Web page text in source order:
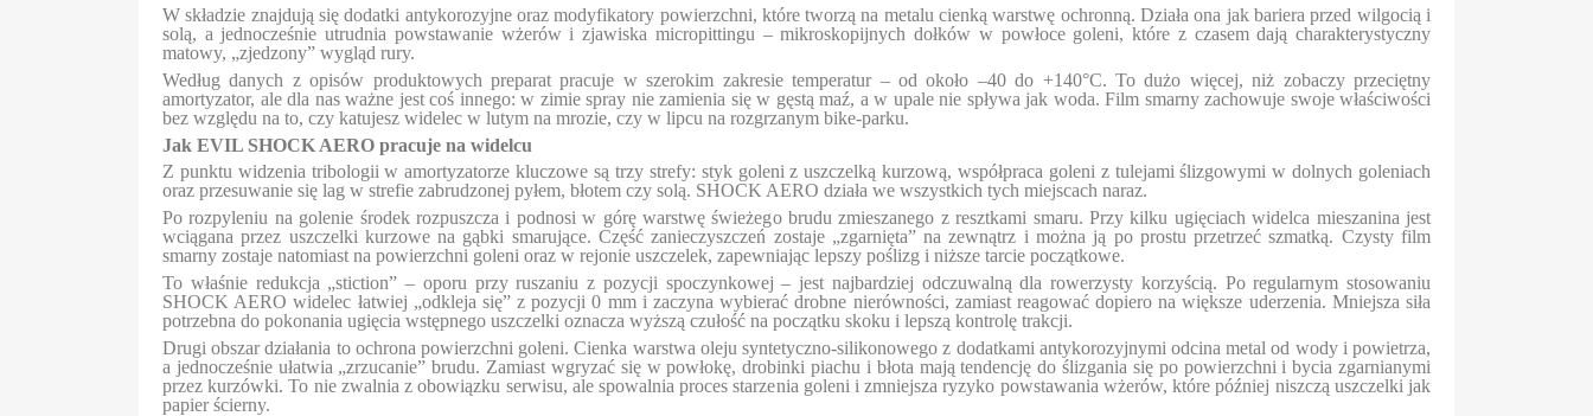
W składzie znajdują się dodatki antykorozyjne oraz modyfikatory powierzchni, które tworzą na metalu cienką warstwę ochronną. Działa ona jak bariera przed wilgocią i
solą, a jednocześnie utrudnia powstawanie wżerów i zjawiska micropittingu – mikroskopijnych dołków w powłoce goleni, które z czasem dają charakterystyczny
matowy, „zjedzony” wygląd rury.
Według danych z opisów produktowych preparat pracuje w szerokim zakresie temperatur – od około –40 do +140°C. To dużo więcej, niż zobaczy przeciętny
amortyzator, ale dla nas ważne jest coś innego: w zimie spray nie zamienia się w gęstą maź, a w upale nie spływa jak woda. Film smarny zachowuje swoje właściwości
bez względu na to, czy katujesz widelec w lutym na mrozie, czy w lipcu na rozgrzanym bike-parku.
Jak EVIL SHOCK AERO pracuje na widelcu
Z punktu widzenia tribologii w amortyzatorze kluczowe są trzy strefy: styk goleni z uszczelką kurzową, współpraca goleni z tulejami ślizgowymi w dolnych goleniach
oraz przesuwanie się lag w strefie zabrudzonej pyłem, błotem czy solą. SHOCK AERO działa we wszystkich tych miejscach naraz.
Po rozpyleniu na golenie środek rozpuszcza i podnosi w górę warstwę świeżego brudu zmieszanego z resztkami smaru. Przy kilku ugięciach widelca mieszanina jest
wciągana przez uszczelki kurzowe na gąbki smarujące. Część zanieczyszczeń zostaje „zgarnięta” na zewnątrz i można ją po prostu przetrzeć szmatką. Czysty film
smarny zostaje natomiast na powierzchni goleni oraz w rejonie uszczelek, zapewniając lepszy poślizg i niższe tarcie początkowe.
To właśnie redukcja „stiction” – oporu przy ruszaniu z pozycji spoczynkowej – jest najbardziej odczuwalną dla rowerzysty korzyścią. Po regularnym stosowaniu
SHOCK AERO widelec łatwiej „odkleja się” z pozycji 0 mm i zaczyna wybierać drobne nierówności, zamiast reagować dopiero na większe uderzenia. Mniejsza siła
potrzebna do pokonania ugięcia wstępnego uszczelki oznacza wyższą czułość na początku skoku i lepszą kontrolę trakcji.
Drugi obszar działania to ochrona powierzchni goleni. Cienka warstwa oleju syntetyczno-silikonowego z dodatkami antykorozyjnymi odcina metal od wody i powietrza,
a jednocześnie ułatwia „zrzucanie” brudu. Zamiast wgryzać się w powłokę, drobinki piachu i błota mają tendencję do ślizgania się po powierzchni i bycia zgarnianymi
przez kurzówki. To nie zwalnia z obowiązku serwisu, ale spowalnia proces starzenia goleni i zmniejsza ryzyko powstawania wżerów, które później niszczą uszczelki jak
papier ścierny.